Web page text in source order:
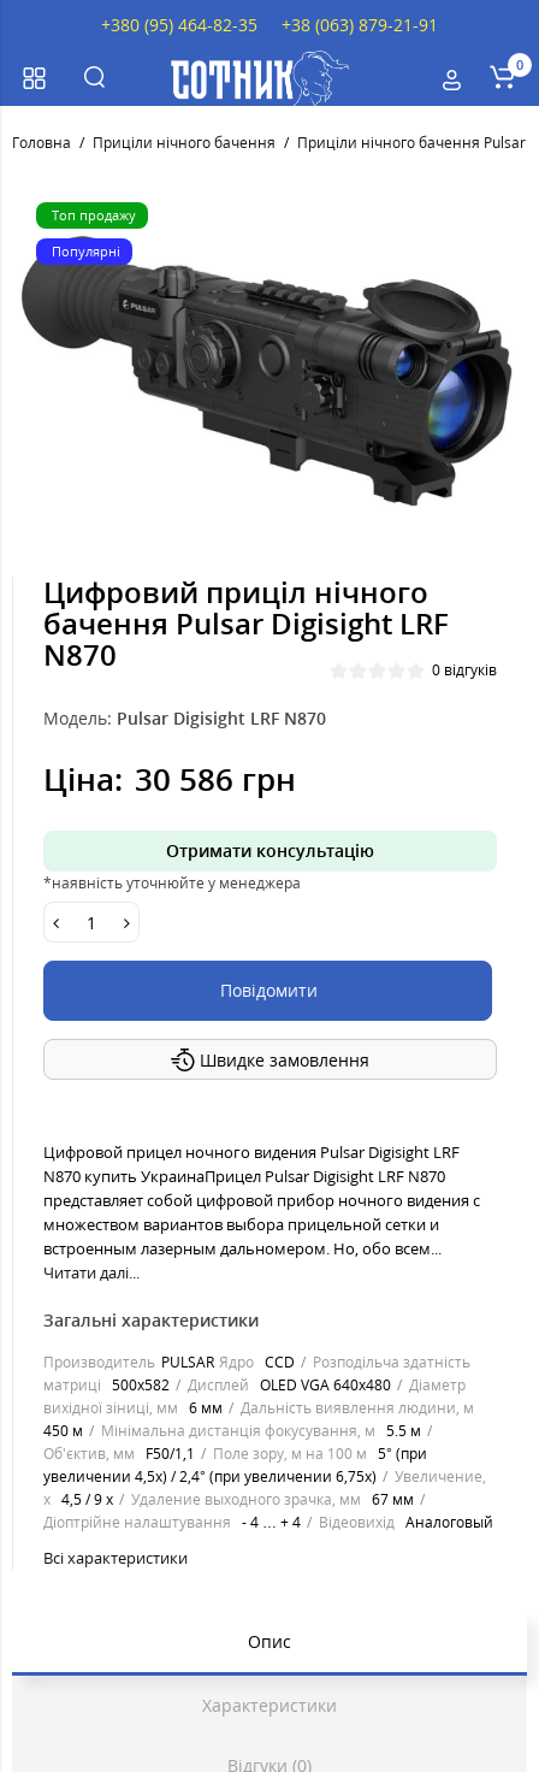
0
Головна Приціли нічного бачення Приціли нічного бачення Pulsar
Топ продажу
Популярні
Цифровий приціл нічного
бачення Pulsar Digisight LRF
N870 0 відгуків
Модель: Pulsar Digisight LRF N870
Ціна: 30 586 грн
Отримати консультацію
*наявність уточнюйте у менеджера
Повідомити
Швидке замовлення
Цифровой прицел ночного видения Pulsar Digisight LRF
N870 купить УкраинаПрицел Pulsar Digisight LRF N870
представляет собой цифровой прибор ночного видения с
множеством вариантов выбора прицельной сетки и
встроенным лазерным дальномером. Но, обо всем...
Читати далі...
Загальні характеристики
Производитель PULSAR Ядро ССD
Розподільча здатність
матриці 500х582 Дисплей ОLЕD VGА 640х480
Діаметр
вихідної зіниці, мм 6 мм
Дальність виявлення людини, м
450 м
Мінімальна дистанція фокусування, м 5.5 м
Об'єктив, мм
F50/1,1 Поле зору, м на 100 м 5° (при
увеличении 4,5x) / 2,4° (при увеличении 6,75x)
Увеличение,
х 4,5 / 9 х Удаление выходного зрачка, мм 67 мм
Діоптрійне налаштування - 4 … + 4 Відеовихід Аналоговый
Всі характеристики
Опис
Характеристики
Відгуки (0)
+380 (95) 464-82-35 +38 (063) 879-21-91